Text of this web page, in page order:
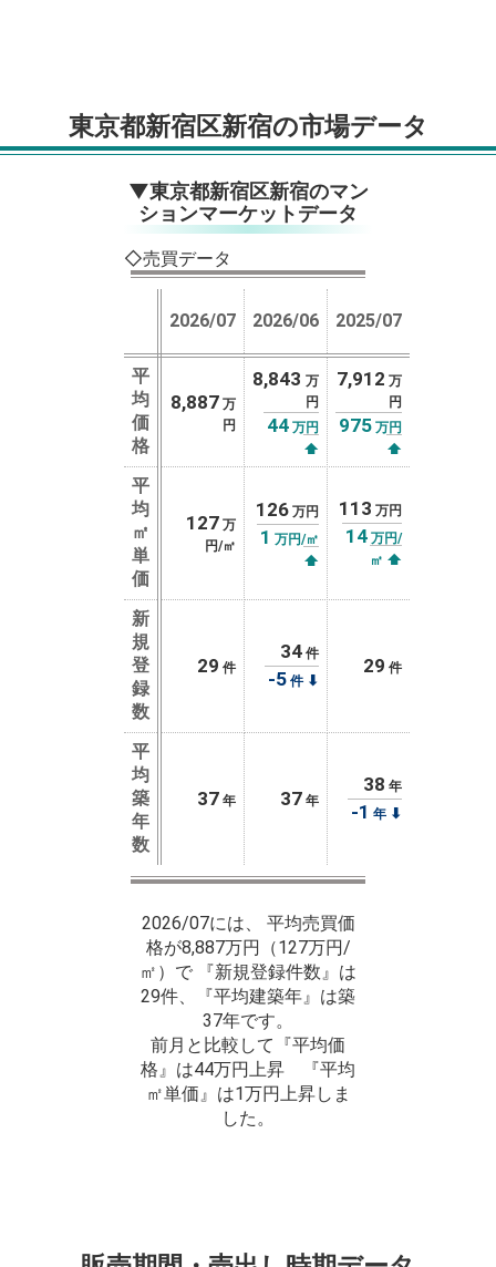
東京都新宿区新宿の市場データ
▼東京都新宿区新宿のマン
ションマーケットデータ
◇売買データ
2026/07 2026/06 2025/07
平
均
価
格
8,887 万
円
8,843 万
円
44 万円
⬆
7,912 万
円
975 万円
⬆
平
均
㎡
単
価
127 万
円/㎡
126 万円
1 万円/㎡
⬆
113 万円
14 万円/
㎡ ⬆
新
規
登
録
数
29 件
34 件
-5 件⬇
29 件
平
均
築
年
数
37 年 37 年
38 年
-1 年 ⬇
2026/07には、 平均売買価
格が8,887万円（127万円/
㎡）で 『新規登録件数』は
29件、『平均建築年』は築
37年です。
前月と比較して『平均価
格』は44万円上昇 『平均
㎡単価』は1万円上昇しま
した。